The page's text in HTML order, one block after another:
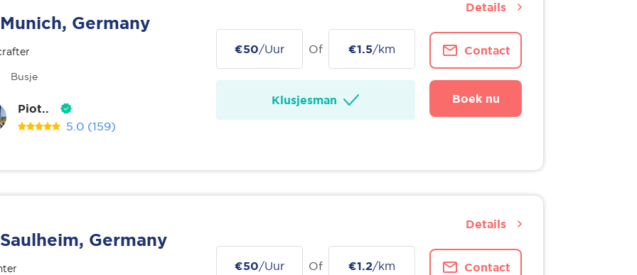
Munich, Germany
Busje
Piot..
5.0 (159)
€50/Uur Of €1.5/km
Klusjesman
Contact
Boek nu
Details
Saulheim, Germany
€50/Uur Of €1.2/km Contact
Details